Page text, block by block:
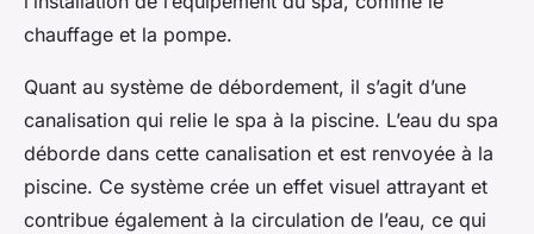
chauffage et la pompe.
Quant au système de débordement, il s’agit d’une
canalisation qui relie le spa à la piscine. L’eau du spa
déborde dans cette canalisation et est renvoyée à la
piscine. Ce système crée un effet visuel attrayant et
contribue également à la circulation de l’eau, ce qui